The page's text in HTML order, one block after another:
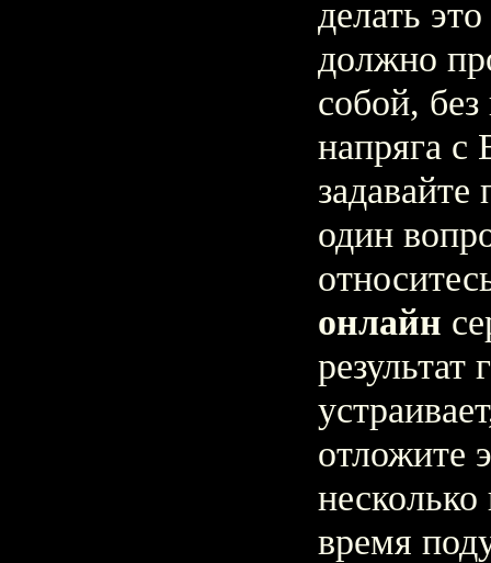
делать
должно
собой, без
напряга
задавайте
один
онлайн
результат
отложите
несколько
время